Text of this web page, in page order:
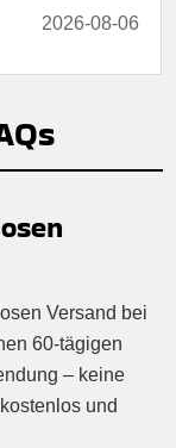
2026-08-06
Versand bei
60-tägigen
– keine
und